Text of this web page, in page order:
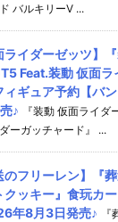
バルキリーV ...
ライダーゼッツ】
Feat.装動 仮面ラ
ィギュア予約【バ
♪
『装動 仮面ライ
ーガッチャード』 ...
のフリーレン】『
クッキー』食玩カ
年8月3日発売♪